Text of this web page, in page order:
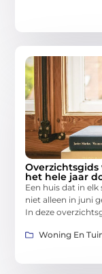
het hele jaar
Een huis dat in
niet alleen in juni
In deze
Woning En